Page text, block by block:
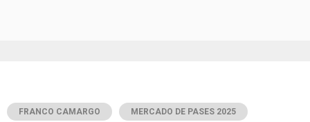
FRANCO CAMARGO MERCADO DE PASES 2025